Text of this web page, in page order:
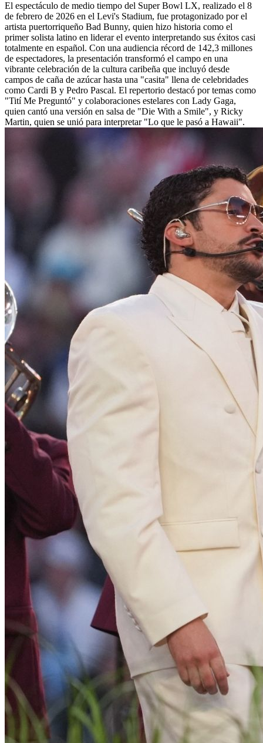
El espectáculo de medio tiempo del Super Bowl LX, realizado el 8
de febrero de 2026 en el Levi's Stadium, fue protagonizado por el
artista puertorriqueño Bad Bunny, quien hizo historia como el
primer solista latino en liderar el evento interpretando sus éxitos casi
totalmente en español. Con una audiencia récord de 142,3 millones
de espectadores, la presentación transformó el campo en una
vibrante celebración de la cultura caribeña que incluyó desde
campos de caña de azúcar hasta una "casita" llena de celebridades
como Cardi B y Pedro Pascal. El repertorio destacó por temas como
"Tití Me Preguntó" y colaboraciones estelares con Lady Gaga,
quien cantó una versión en salsa de "Die With a Smile", y Ricky
Martin, quien se unió para interpretar "Lo que le pasó a Hawaii".